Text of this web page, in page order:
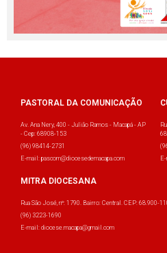
PASTORAL DA COMUNICAÇÃO
Av. Ana Nery, 400 - Julião Ramos - Macapá - AP
- Cep: 68908-153
(96) 98414-2731
E-mail: pascom@diocesedemacapa.com
MITRA DIOCESANA
Rua São José, nº: 1790. Bairro: Central. CEP: 68.900-
(96) 3223-1690
E-mail: diocese.macapa@gmail.com